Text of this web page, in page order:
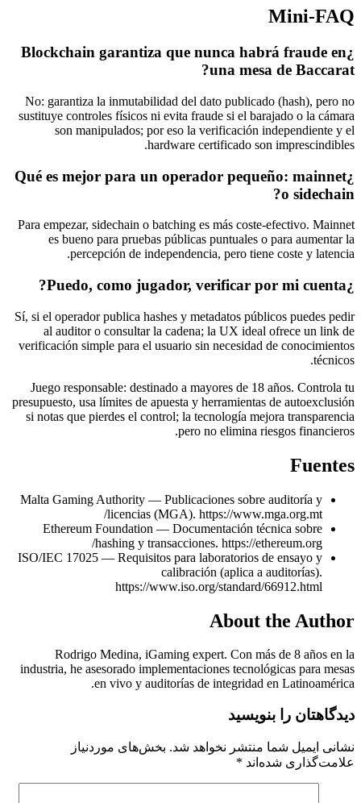
Mini-FAQ
¿Blockchain garantiza que nunca habrá fraude en
una mesa de Baccarat?
No: garantiza la inmutabilidad del dato publicado (hash), pero no
sustituye controles físicos ni evita fraude si el barajado o la cámara
son manipulados; por eso la verificación independiente y el
hardware certificado son imprescindibles.
¿Qué es mejor para un operador pequeño: mainnet
o sidechain?
Para empezar, sidechain o batching es más coste-efectivo. Mainnet
es bueno para pruebas públicas puntuales o para aumentar la
percepción de independencia, pero tiene coste y latencia.
¿Puedo, como jugador, verificar por mi cuenta?
Sí, si el operador publica hashes y metadatos públicos puedes pedir
al auditor o consultar la cadena; la UX ideal ofrece un link de
verificación simple para el usuario sin necesidad de conocimientos
técnicos.
Juego responsable: destinado a mayores de 18 años. Controla tu
presupuesto, usa límites de apuesta y herramientas de autoexclusión
si notas que pierdes el control; la tecnología mejora transparencia
pero no elimina riesgos financieros.
Fuentes
Malta Gaming Authority — Publicaciones sobre auditoría y
licencias (MGA). https://www.mga.org.mt/
Ethereum Foundation — Documentación técnica sobre
hashing y transacciones. https://ethereum.org/
ISO/IEC 17025 — Requisitos para laboratorios de ensayo y
calibración (aplica a auditorías).
https://www.iso.org/standard/66912.html
About the Author
Rodrigo Medina, iGaming expert. Con más de 8 años en la
industria, he asesorado implementaciones tecnológicas para mesas
en vivo y auditorías de integridad en Latinoamérica.
دیدگاهتان را بنویسید
نشانی ایمیل شما منتشر نخواهد شد. بخش‌های موردنیاز
علامت‌گذاری شده‌اند *